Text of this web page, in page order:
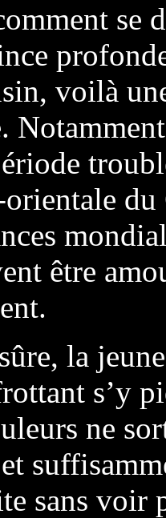
se
voilà
être
la
s’y
ne
sans voir